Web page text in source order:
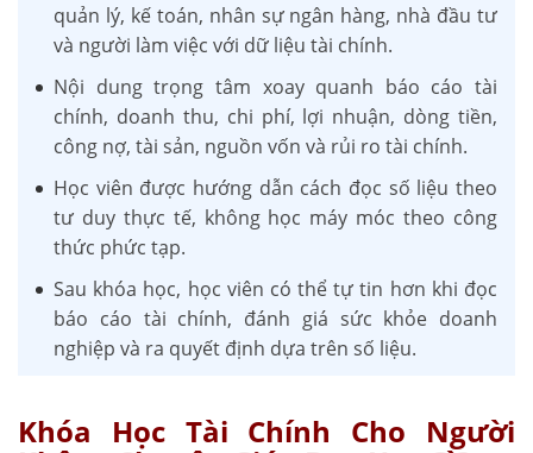
quản lý, kế toán, nhân sự ngân hàng, nhà đầu tư
và người làm việc với dữ liệu tài chính.
Nội dung trọng tâm xoay quanh báo cáo tài
chính, doanh thu, chi phí, lợi nhuận, dòng tiền,
công nợ, tài sản, nguồn vốn và rủi ro tài chính.
Học viên được hướng dẫn cách đọc số liệu theo
tư duy thực tế, không học máy móc theo công
thức phức tạp.
Sau khóa học, học viên có thể tự tin hơn khi đọc
báo cáo tài chính, đánh giá sức khỏe doanh
nghiệp và ra quyết định dựa trên số liệu.
Khóa Học Tài Chính Cho Người